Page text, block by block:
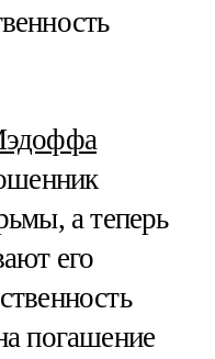
а теперь
его
погашение